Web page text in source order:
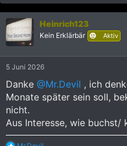
a
k
t
i
o
n
Heinrich123
Kein Erklärbär Aktiv
5 Juni 2026
Danke @Mr.Devil , ich
Monate später sein soll,
nicht.
Aus Interesse, wie buchst/